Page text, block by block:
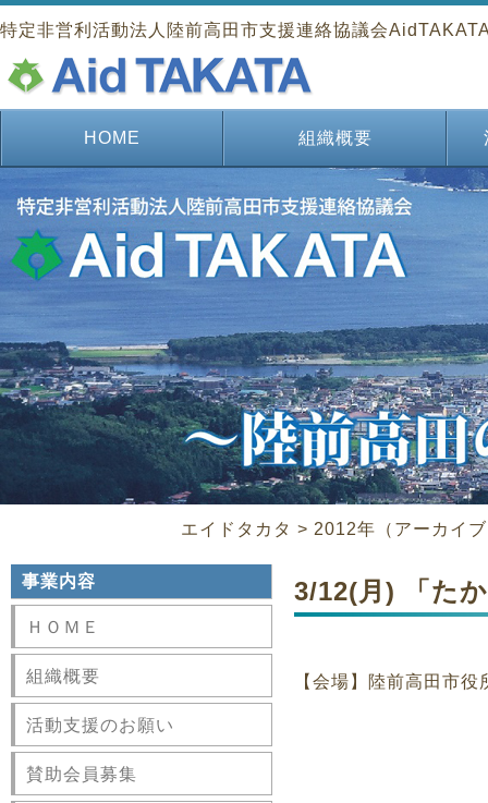
特定非営利活動法人陸前高田市支援連絡協議会
HOME 組織概要
エイドタカタ > 2012年（アーカイ
3/12(月) 「た
【会場】陸前高田市役
事業内容
ＨＯＭＥ
組織概要
活動支援のお願い
賛助会員募集